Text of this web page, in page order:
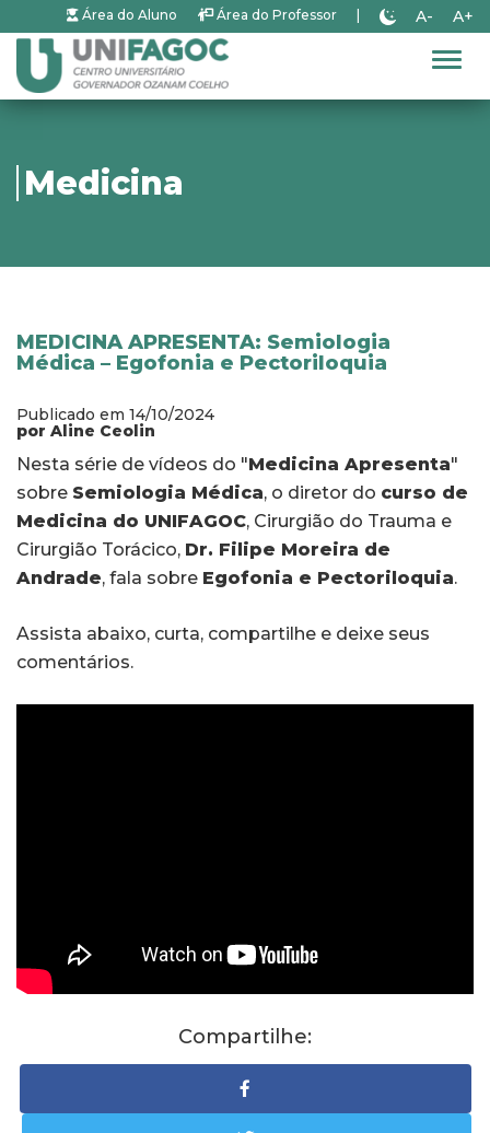
Área do Aluno Área do Professor A- A+
Medicina
MEDICINA APRESENTA: Semiologia
Médica – Egofonia e Pectoriloquia
Publicado em 14/10/2024
por Aline Ceolin
Nesta série de vídeos do "Medicina Apresenta"
sobre Semiologia Médica, o diretor do curso de
Medicina do UNIFAGOC, Cirurgião do Trauma e
Cirurgião Torácico, Dr. Filipe Moreira de
Andrade, fala sobre Egofonia e Pectoriloquia.
Assista abaixo, curta, compartilhe e deixe seus
comentários.
Compartilhe: